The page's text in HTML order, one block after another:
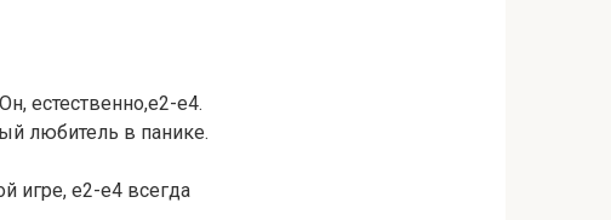
естественно,е2-е4.
любитель в панике.
игре, е2-е4 всегда